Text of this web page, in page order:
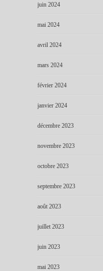
juin 2024
mai 2024
avril 2024
mars 2024
février 2024
janvier 2024
décembre 2023
novembre 2023
octobre 2023
septembre 2023
août 2023
juillet 2023
juin 2023
mai 2023